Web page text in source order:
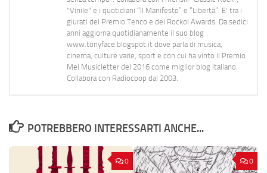
"Vinile" e i quotidiani “Il Manifesto” e “Libertà”. E' tra i
giurati del Premio Tenco e del Rockol Awards. Da sedici
anni aggiorna quotidianamente il suo blog
www.tonyface.blogspot.it dove parla di musica,
cinema, culture varie, sport e con cui ha vinto il Premio
Mei Musicletter del 2016 come miglior blog italiano.
Collabora con Radiocoop dal 2003.
POTREBBERO INTERESSARTI ANCHE...
0 0